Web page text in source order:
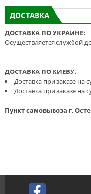
ДОСТАВКА
ДОСТАВКА ПО УКРАИНЕ:
Осуществляется службой
ДОСТАВКА ПО КИЕВУ:
Доставка при заказе на
Доставка при заказе на
Пункт самовывоза г.